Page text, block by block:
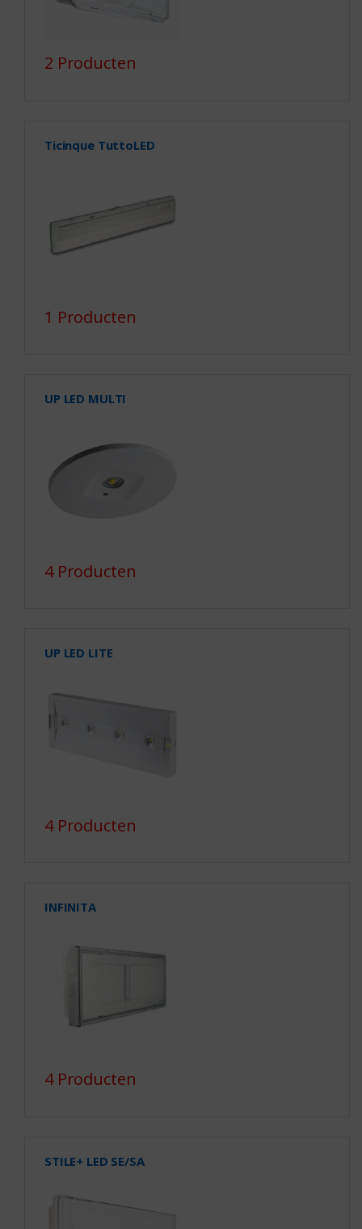
2 Producten
Ticinque TuttoLED
1 Producten
UP LED MULTI
4 Producten
UP LED LITE
4 Producten
INFINITA
4 Producten
STILE+ LED SE/SA